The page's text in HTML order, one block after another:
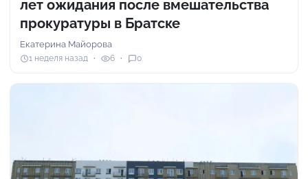
лет ожидания после вмешательства
прокуратуры в Братске
Екатерина Майорова
1 неделя назад 6 0